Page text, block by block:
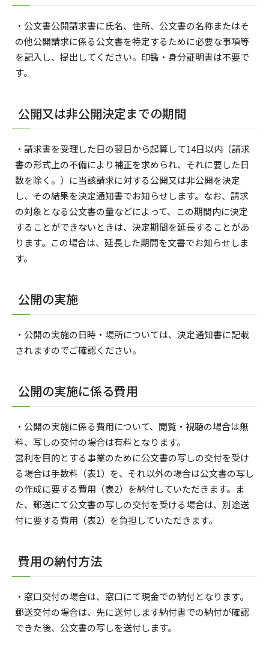
・公文書公開請求書に氏名、住所、公文書の名称またはそ
の他公開請求に係る公文書を特定するために必要な事項等
を記入し、提出してください。印鑑・身分証明書は不要で
す。
公開又は非公開決定までの期間
・請求書を受理した日の翌日から起算して14日以内（請求
書の形式上の不備により補正を求められ、それに要した日
数を除く。）に当該請求に対する公開又は非公開を決定
し、その結果を決定通知書でお知らせします。なお、請求
の対象となる公文書の量などによって、この期間内に決定
することができないときは、決定期間を延長することがあ
ります。この場合は、延長した期間を文書でお知らせしま
す。
公開の実施
・公開の実施の日時・場所については、決定通知書に記載
されますのでご確認ください。
公開の実施に係る費用
・公開の実施に係る費用について、閲覧・視聴の場合は無
料、写しの交付の場合は有料となります。
営利を目的とする事業のために公文書の写しの交付を受け
る場合は手数料（表1）を、それ以外の場合は公文書の写し
の作成に要する費用（表2）を納付していただきます。ま
た、郵送にて公文書の写しの交付を受ける場合は、別途送
付に要する費用（表2）を負担していただきます。
費用の納付方法
・窓口交付の場合は、窓口にて現金での納付となります。
郵送交付の場合は、先に送付します納付書での納付が確認
できた後、公文書の写しを送付します。